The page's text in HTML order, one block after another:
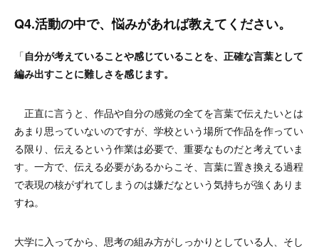
Q4.活動の中で、悩みがあれば教えてください。
「自分が考えていることや感じていることを、正確な言葉として
編み出すことに難しさを感じます。
正直に言うと、作品や自分の感覚の全てを言葉で伝えたいとは
あまり思っていないのですが、学校という場所で作品を作ってい
る限り、伝えるという作業は必要で、重要なものだと考えていま
す。一方で、伝える必要があるからこそ、言葉に置き換える過程
で表現の核がずれてしまうのは嫌だなという気持ちが強くありま
すね。
大学に入ってから、思考の組み方がしっかりとしている人、そし